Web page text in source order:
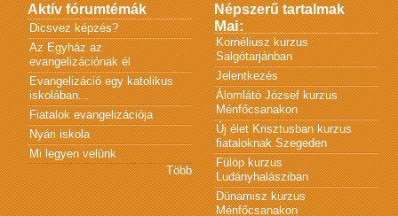
Aktív fórumtémák
Dicsvez képzés?
Az Egyház az
evangelizációnak él
Evangelizáció egy katolikus
iskolában...
Fiatalok evangelizációja
Nyári iskola
Mi legyen velünk
Több
Népszerű tartalmak
Mai:
Kornéliusz kurzus
Salgótarjánban
Jelentkezés
Álomlátó József kurzus
Ménfőcsanakon
Új élet Krisztusban kurzus
fiataloknak Szegeden
Fülöp kurzus
Ludányhalásziban
Dünamisz kurzus
Ménfőcsanakon